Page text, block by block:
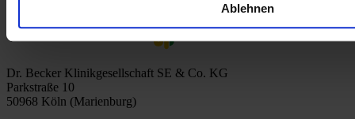
Ablehnen
Dr. Becker Klinikgesellschaft SE & Co. KG
Parkstraße 10
50968 Köln (Marienburg)